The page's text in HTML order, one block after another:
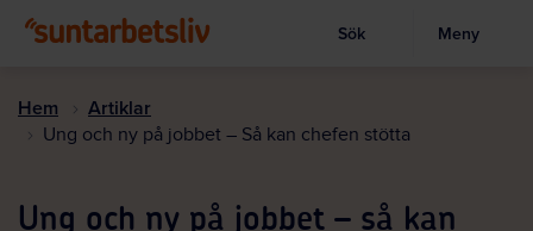
huvudinnehållet
Visa sökruta
Sök Meny
Hem Artiklar
Ung och ny på jobbet – Så kan chefen stötta
Ung och ny på jobbet – så kan